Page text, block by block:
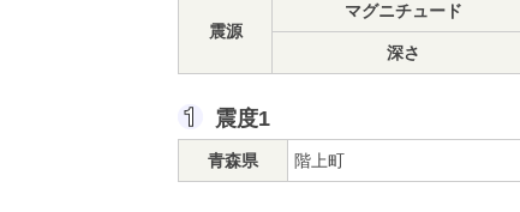
震源
マグニチュード
深さ
震度1
青森県 階上町